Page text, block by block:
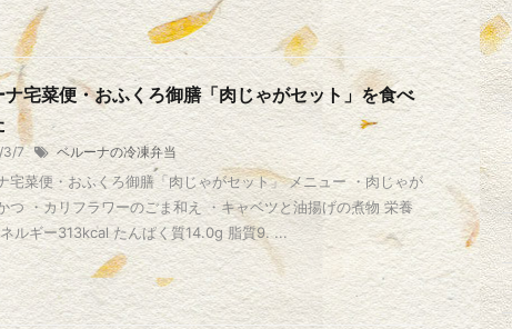
ナ宅菜便・おふくろ御膳「肉じゃがセット」を食べ
3/7 ベルーナの冷凍弁当
宅菜便・おふくろ御膳「肉じゃがセット」 メニュー ・肉じゃが
つ ・カリフラワーのごま和え ・キャベツと油揚げの煮物 栄養
ルギー313kcal たんぱく質14.0g 脂質9. ...